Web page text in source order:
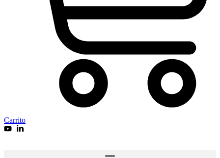
Carrito